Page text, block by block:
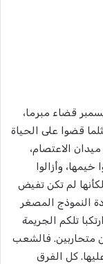
قضاء مبرما،
قضوا على الحياة
الاعتصام،
وأزالوا
فلكأنها لم تكن تفيض
النموذج المصغر
تلكم الجريمة
متحاربين. فالشعب
كل الفرق